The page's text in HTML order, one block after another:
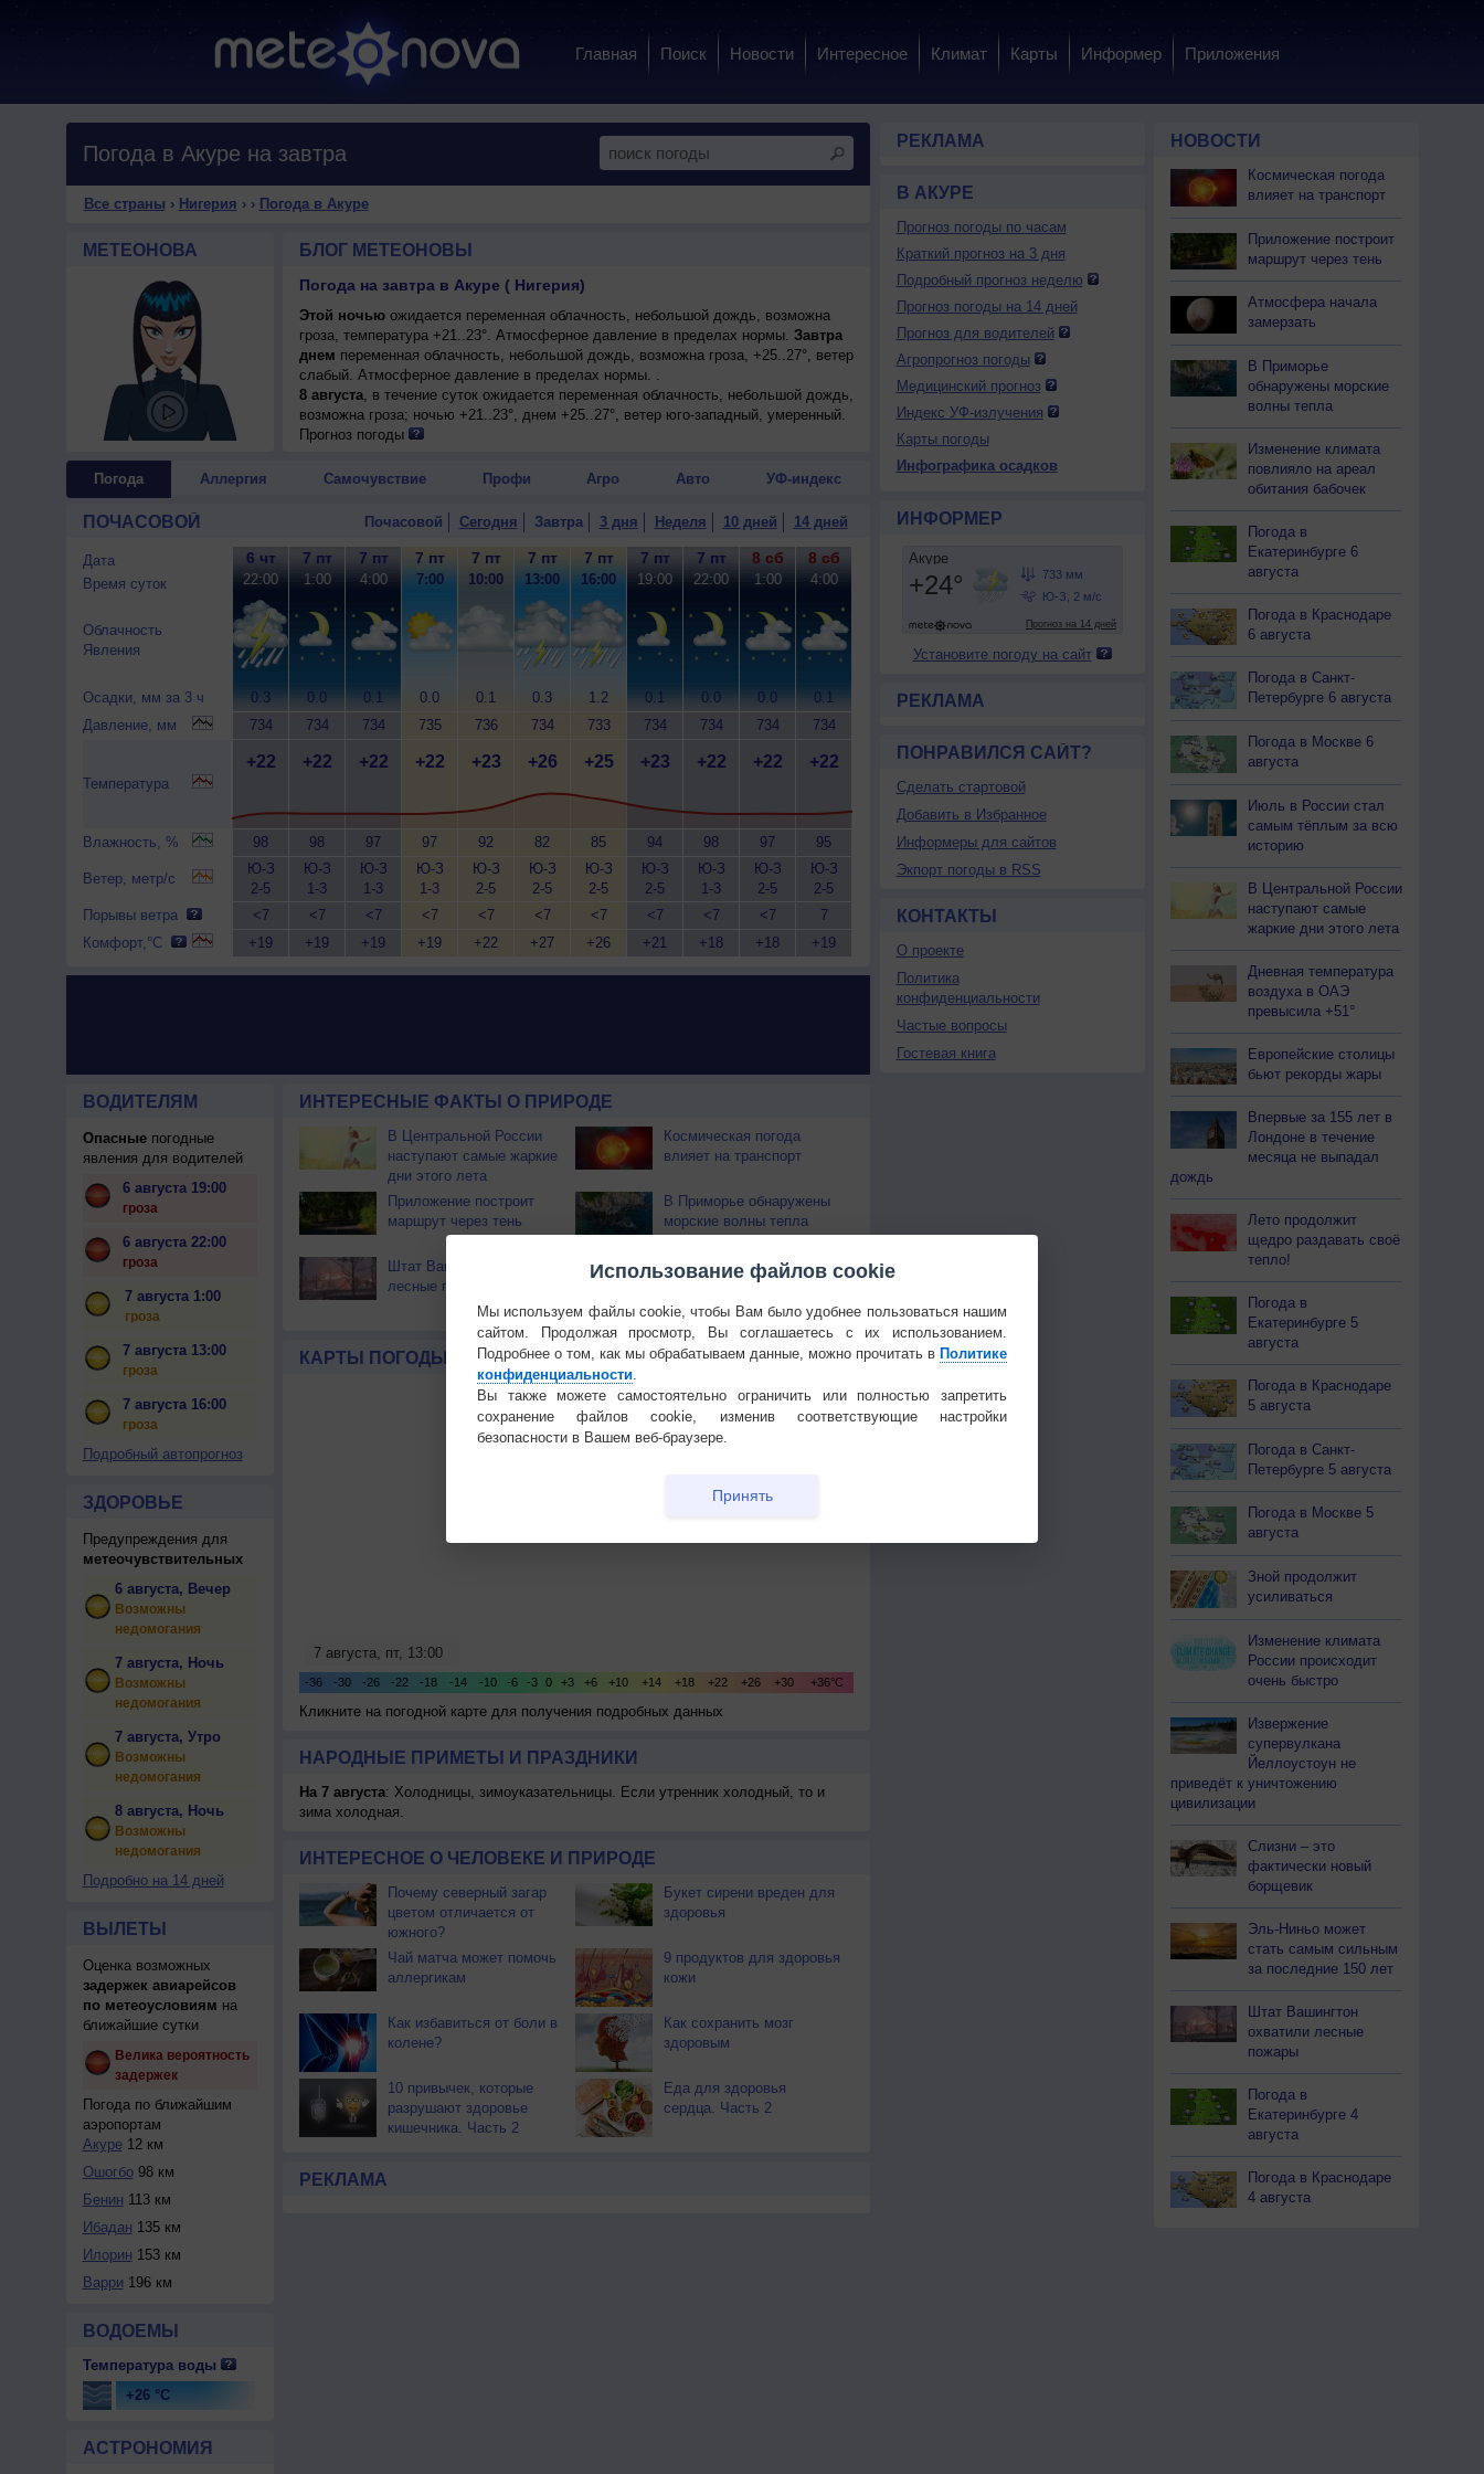
Главная Поиск Новости Интересное Климат Карты Информер Приложения
Погода в Акуре на завтра
Все страны › Нигерия › › Погода в Акуре
МЕТЕОНОВА БЛОГ МЕТЕОНОВЫ
Погода на завтра в Акуре ( Нигерия)
Этой ночьюожидается переменная облачность, небольшой дождь, возможна
гроза, температура +21..23°. Атмосферное давление в пределах нормы. Завтра
днем переменная облачность, небольшой дождь, возможна гроза, +25..27°, ветер
слабый. Атмосферное давление в пределах нормы. .
8 августа, в течение суток ожидается переменная облачность, небольшой дождь,
возможна гроза; ночью +21..23°, днем +25..27°, ветер юго-западный, умеренный.
Прогноз погоды
Погода Аллергия Самочувствие Профи Агро Авто УФ-индекс
ПОЧАСОВОЙ Почасовой Сегодня Завтра 3 дня Неделя 10 дней 14 дней
Дата
Время суток
Облачность
Явления
Осадки, мм за 3 ч
Давление, мм
Температура
Влажность, %
Ветер, метр/с
Порывы ветра
Комфорт,°C
6 чт
22:00
0.3
734
+22
98
Ю-З
2-5
<7
+19
7 пт
1:00
0.0
734
+22
98
Ю-З
1-3
<7
+19
7 пт
4:00
0.1
734
+22
97
Ю-З
1-3
<7
+19
7 пт
7:00
0.0
735
+22
97
Ю-З
1-3
<7
+19
7 пт
10:00
0.1
736
+23
92
Ю-З
2-5
<7
+22
7 пт
13:00
0.3
734
+26
82
Ю-З
2-5
<7
+27
7 пт
16:00
1.2
733
+25
85
Ю-З
2-5
<7
+26
7 пт
19:00
0.1
734
+23
94
Ю-З
2-5
<7
+21
7 пт
22:00
0.0
734
+22
98
Ю-З
1-3
<7
+18
8 сб
1:00
0.0
734
+22
97
Ю-З
2-5
<7
+18
8 сб
4:00
0.1
734
+22
95
Ю-З
2-5
7
+19
ВОДИТЕЛЯМ
Опасныепогодные
явления для водителей
6 августа 19:00
гроза
6 августа 22:00
гроза
7 августа 1:00
гроза
7 августа 13:00
гроза
7 августа 16:00
гроза
Подробный автопрогноз
ЗДОРОВЬЕ
Предупреждения для
метеочувствительных
6 августа, Вечер
Возможны
недомогания
7 августа, Ночь
Возможны
недомогания
7 августа, Утро
Возможны
недомогания
8 августа, Ночь
Возможны
недомогания
Подробно на 14 дней
ВЫЛЕТЫ
Оценка возможных
задержек авиарейсов
по метеоусловиям на
ближайшие сутки
Велика вероятность
задержек
Погода по ближайшим
аэропортам
Акуре12 км
Ошогбо98 км
Бенин 113 км
Ибадан 135 км
Илорин 153 км
Варри 196 км
ВОДОЕМЫ
Температура воды
+26 °C
АСТРОНОМИЯ
ИНТЕРЕСНЫЕ ФАКТЫ О ПРИРОДЕ
В Центральной России
наступают самые жаркие
дни этого лета
Космическая погода
влияет на транспорт
Приложение построит
маршрут через тень
В Приморье обнаружены
морские волны тепла
Штат Вашингтон охватили
лесные пожары
КАРТЫ ПОГОДЫ Температура Облачность Осадки
Кликните на погодной карте для получения подробных данных
НАРОДНЫЕ ПРИМЕТЫ И ПРАЗДНИКИ
На 7 августа: Холодницы, зимоуказательницы. Если утренник холодный, то и
зима холодная.
ИНТЕРЕСНОЕ О ЧЕЛОВЕКЕ И ПРИРОДЕ
Почему северный загар
цветом отличается от
южного?
Букет сирени вреден для
здоровья
Чай матча может помочь
аллергикам
9 продуктов для здоровья
кожи
Как избавиться от боли в
колене?
Как сохранить мозг
здоровым
10 привычек, которые
разрушают здоровье
кишечника. Часть 2
Еда для здоровья
сердца. Часть 2
РЕКЛАМА
РЕКЛАМА
В АКУРЕ
Прогноз погоды по часам
Краткий прогноз на 3 дня
Подробный прогноз неделю
Прогноз погоды на 14 дней
Прогноз для водителей
Агропрогноз погоды
Медицинский прогноз
Индекс УФ-излучения
Карты погоды
Инфографика осадков
ИНФОРМЕР
Установите погоду на сайт
РЕКЛАМА
ПОНРАВИЛСЯ САЙТ?
Сделать стартовой
Добавить в Избранное
Информеры для сайтов
Экпорт погоды в RSS
КОНТАКТЫ
О проекте
Политика
конфиденциальности
Частые вопросы
Гостевая книга
НОВОСТИ
Космическая погода
влияет на транспорт
Приложение построит
маршрут через тень
Атмосфера начала
замерзать
В Приморье
обнаружены морские
волны тепла
Изменение климата
повлияло на ареал
обитания бабочек
Погода в
Екатеринбурге 6
августа
Погода в Краснодаре
6 августа
Погода в Санкт-
Петербурге 6 августа
Погода в Москве 6
августа
Июль в России стал
самым тёплым за всю
историю
В Центральной России
наступают самые
жаркие дни этого лета
Дневная температура
воздуха в ОАЭ
превысила +51°
Европейские столицы
бьют рекорды жары
Впервые за 155 лет в
Лондоне в течение
месяца не выпадал
дождь
Лето продолжит
щедро раздавать своё
тепло!
Погода в
Екатеринбурге 5
августа
Погода в Краснодаре
5 августа
Погода в Санкт-
Петербурге 5 августа
Погода в Москве 5
августа
Зной продолжит
усиливаться
Изменение климата
России происходит
очень быстро
Извержение
супервулкана
Йеллоустоун не
приведёт к уничтожению
цивилизации
Слизни – это
фактически новый
борщевик
Эль-Ниньо может
стать самым сильным
за последние 150 лет
Штат Вашингтон
охватили лесные
пожары
Погода в
Екатеринбурге 4
августа
Погода в Краснодаре
4 августа
Использование файлов cookie
Мы используем файлы cookie, чтобы Вам было удобнее пользоваться нашим
сайтом. Продолжая просмотр, Вы соглашаетесь с их использованием.
Подробнее о том, как мы обрабатываем данные, можно прочитать в Политике
конфиденциальности.
Вы также можете самостоятельно ограничить или полностью запретить
сохранение файлов cookie, изменив соответствующие настройки
безопасности в Вашем веб-браузере.
Принять